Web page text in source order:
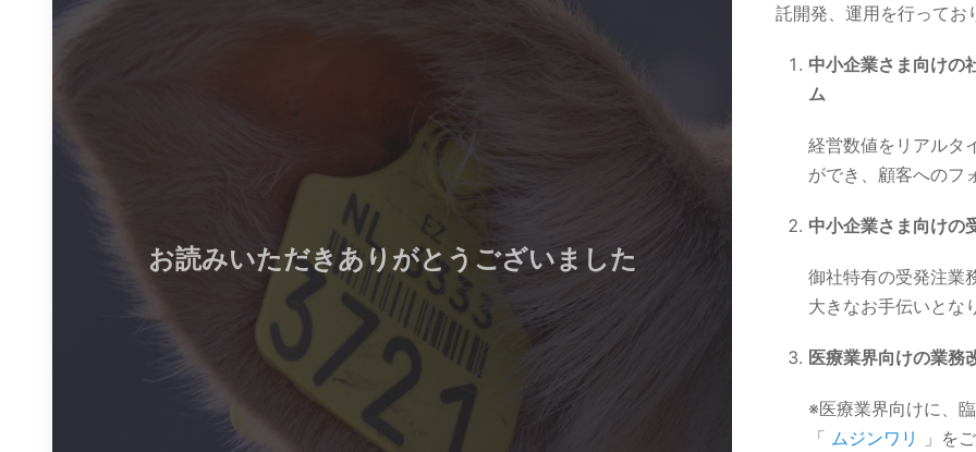
託開発、運用を行ってお
中小企業さま向けの
ム
経営数値をリアルタ
ができ、顧客へのフ
中小企業さま向けの
御社特有の受発注業
大きなお手伝いとな
医療業界向けの業務
※医療業界向けに、
「 ムジンワリ 」を
お読みいただきありがとうございました